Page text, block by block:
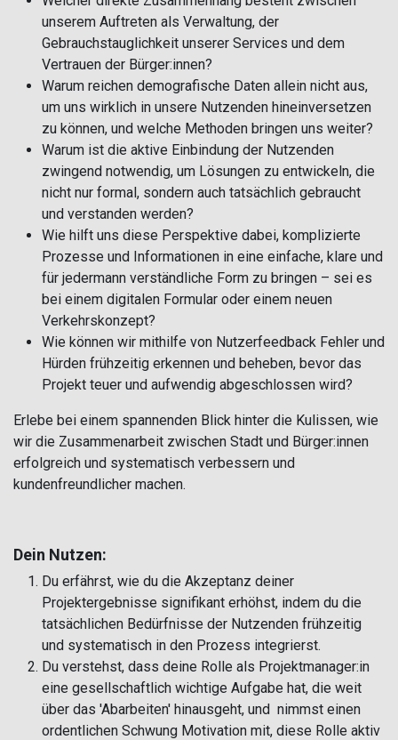
unserem Auftreten als Verwaltung, der
Gebrauchstauglichkeit unserer Services und dem
Vertrauen der Bürger:innen?
Warum reichen demografische Daten allein nicht aus,
um uns wirklich in unsere Nutzenden hineinversetzen
zu können, und welche Methoden bringen uns weiter?
Warum ist die aktive Einbindung der Nutzenden
zwingend notwendig, um Lösungen zu entwickeln, die
nicht nur formal, sondern auch tatsächlich gebraucht
und verstanden werden?
Wie hilft uns diese Perspektive dabei, komplizierte
Prozesse und Informationen in eine einfache, klare und
für jedermann verständliche Form zu bringen – sei es
bei einem digitalen Formular oder einem neuen
Verkehrskonzept?
Wie können wir mithilfe von Nutzerfeedback Fehler und
Hürden frühzeitig erkennen und beheben, bevor das
Projekt teuer und aufwendig abgeschlossen wird?
Erlebe bei einem spannenden Blick hinter die Kulissen, wie
wir die Zusammenarbeit zwischen Stadt und Bürger:innen
erfolgreich und systematisch verbessern und
kundenfreundlicher machen.
Dein Nutzen:
Du erfährst, wie du die Akzeptanz deiner
Projektergebnisse signifikant erhöhst, indem du die
tatsächlichen Bedürfnisse der Nutzenden frühzeitig
und systematisch in den Prozess integrierst.
Du verstehst, dass deine Rolle als Projektmanager:in
eine gesellschaftlich wichtige Aufgabe hat, die weit
über das 'Abarbeiten' hinausgeht, und nimmst einen
ordentlichen Schwung Motivation mit, diese Rolle aktiv